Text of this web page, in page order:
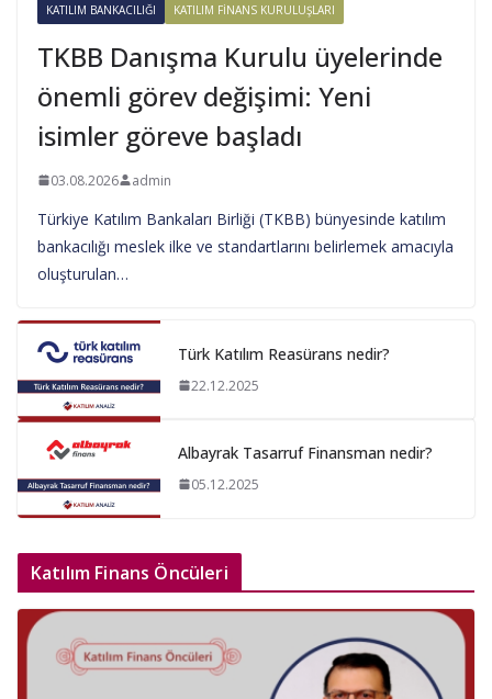
KATILIM BANKACILIĞI KATILIM FINANS KURULUŞLARI
TKBB Danışma Kurulu üyelerinde
önemli görev değişimi: Yeni
isimler göreve başladı
03.08.2026 admin
Türkiye Katılım Bankaları Birliği (TKBB) bünyesinde katılım
bankacılığı meslek ilke ve standartlarını belirlemek amacıyla
oluşturulan…
Türk Katılım Reasürans nedir?
22.12.2025
Albayrak Tasarruf Finansman nedir?
05.12.2025
Katılım Finans Öncüleri